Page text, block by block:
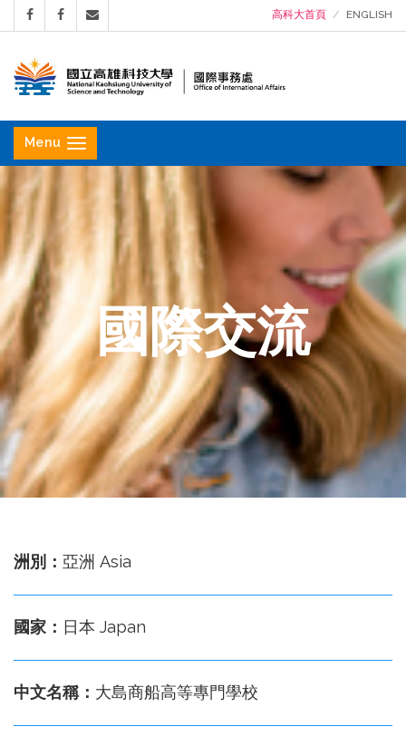
高科大首頁 ENGLISH
立
高
雄
科
技
大
學
國
際
務
處
Menu
國際交流
洲別： 亞洲 Asia
國家： 日本 Japan
中文名稱： 大島商船高等專門學校